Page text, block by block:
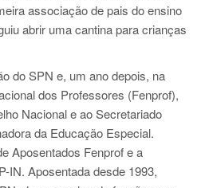
associação de pais do ensino
abrir uma cantina para crianças
do SPN e, um ano depois, na
dos Professores (Fenprof),
Nacional e ao Secretariado
da Educação Especial.
Aposentados Fenprof e a
IN. Aposentada desde 1993,